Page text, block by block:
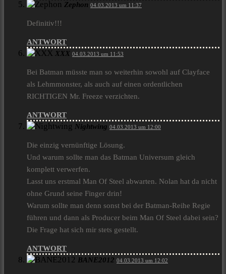
Zephon 04.03.2013 um 11:37
Definitiv!!!
ANTWORT
XXX 04.03.2013 um 11:53
Bei Batman müsste man so weiterhin sowohl auf Clayface
als Lehmmonster, als auch auf einen ordentlichen
RICHTIGEN Mr. Freeze verzichten.
ANTWORT
Nightwing 04.03.2013 um 12:00
Die einzig vernünftige Lösung.
Und warum sollte man das Batman Universum gleich
komplett verwerfen.
Lasst uns erstmal Man Of Steel abwarten. Nolan hat da nicht
ohne Grund seine Finger drin!
Warum sollte man denn sonst bei der Batman-Reihe Regie
führen und dann als Producer beim Man Of Steel dabei sein?
Die Frage hat sich mir stets gestellt.
ANTWORT
BANE2012 04.03.2013 um 12:02